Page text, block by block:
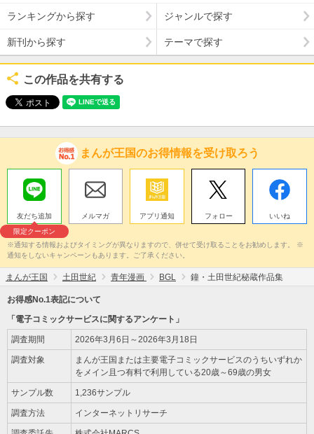
ランキングから探す ジャンルで探す
新刊から探す テーマで探す
この作品を共有する
まんが王国のお得情報を受け取ろう
友だち追加
限定クーポン
メルマガ アプリ通知 フォロー いいね
※通知する情報およびタイミングが異なりますので、併せて受け取ることをお勧めします。 ※
通知をしないキャンペーンもあります。ご了承ください。
まんが王国 土田世紀 青年漫画 BGL 鐘・土田世紀秘蔵作品集
お得感No.1表記について
「電子コミックサービスに関するアンケート」
調査期間 2026年3月6日～2026年3月18日
調査対象
まんが王国または主要電子コミックサービスのうちいずれか
をメイン且つ有料で利用している20歳～69歳の男女
サンプル数 1,236サンプル
調査方法 インターネットリサーチ